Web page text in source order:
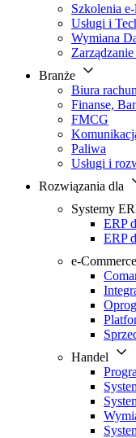
Szkolenia
Usługi i
Wymiana
Branże
Biura
Finanse,
FMCG
Paliwa
Usługi i
Rozwiązania dla
Systemy
ERP
ERP
e-Commerce
Handel